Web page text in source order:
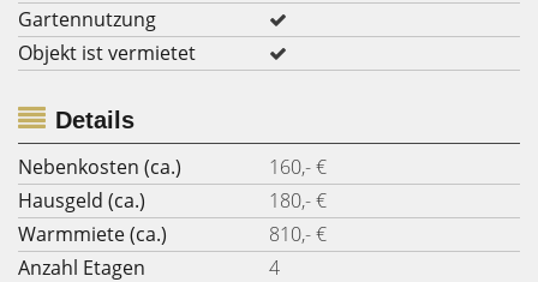
Gartennutzung
Objekt ist vermietet
Details
Nebenkosten (ca.)
160,- €
Hausgeld (ca.)
180,- €
Warmmiete (ca.)
810,- €
Anzahl Etagen
4